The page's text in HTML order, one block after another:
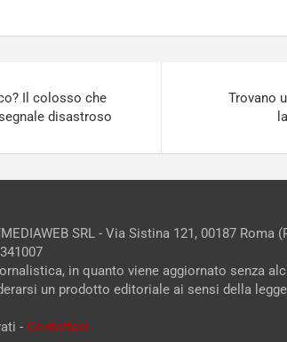
Il colosso che
disastroso
Trovano
SRL - Via Sistina 121, 00187 Roma
in quanto viene aggiornato senza
un prodotto editoriale ai sensi della legge
- Contattaci